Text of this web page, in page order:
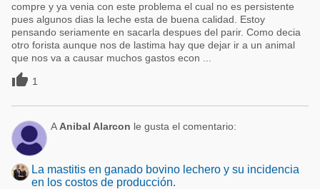
compre y ya venia con este problema el cual no es persistente
pues algunos dias la leche esta de buena calidad. Estoy
pensando seriamente en sacarla despues del parir. Como decia
otro forista aunque nos de lastima hay que dejar ir a un animal
que nos va a causar muchos gastos econ ...
 1
A Anibal Alarcon le gusta el comentario:
La mastitis en ganado bovino lechero y su incidencia
en los costos de producción.